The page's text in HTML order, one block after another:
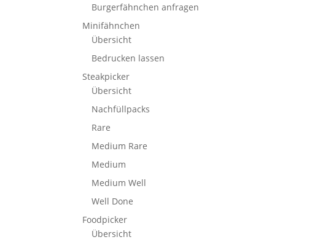
Burgerfähnchen anfragen
Minifähnchen
Übersicht
Bedrucken lassen
Steakpicker
Übersicht
Nachfüllpacks
Rare
Medium Rare
Medium
Medium Well
Well Done
Foodpicker
Übersicht